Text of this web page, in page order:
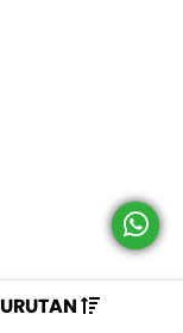
URUTAN